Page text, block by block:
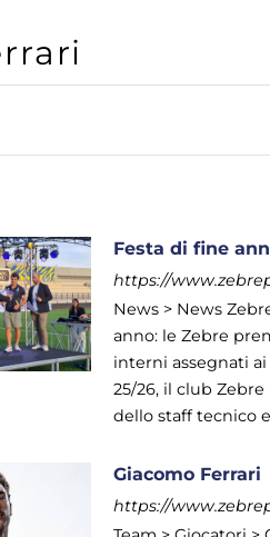
Festa di fine
https://
News > News
anno: le Zebre
interni assegnati
25/26, il club
dello staff tecnico
Giacomo Ferrari
https://